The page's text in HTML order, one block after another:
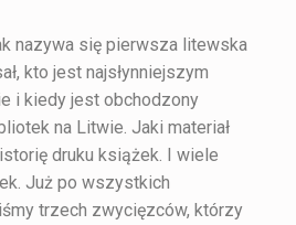
nazywa się pierwsza litewska
kto jest najsłynniejszym
i kiedy jest obchodzony
na Litwie. Jaki materiał
druku książek. I wiele
Już po wszystkich
trzech zwycięzców, którzy